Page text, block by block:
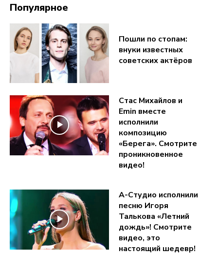
Популярное
Пошли по стопам:
внуки известных
советских актёров
Стас Михайлов и
Emin вместе
исполнили
композицию
«Берега». Смотрите
проникновенное
видео!
А-Студио исполнили
песню Игоря
Талькова «Летний
дождь»! Смотрите
видео, это
настоящий шедевр!